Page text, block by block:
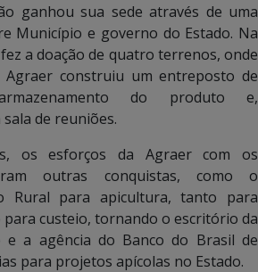
ganhou sua sede através de uma
Município e governo do Estado. Na
a doação de quatro terrenos, onde
construiu um entreposto de
do produto e,
de reuniões.
os esforços da Agraer com os
outras conquistas, como o
Rural para apicultura, tanto para
custeio, tornando o escritório da
e a agência do Banco do Brasil de
para projetos apícolas no Estado.